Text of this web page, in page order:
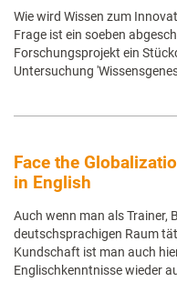
Wie wird Wissen zum
Frage ist ein soeben
Forschungsprojekt ein
Untersuchung
Face the
in English
Auch wenn man als Trainer,
deutschsprachigen Raum
Kundschaft ist man auch
Englischkenntnisse wieder